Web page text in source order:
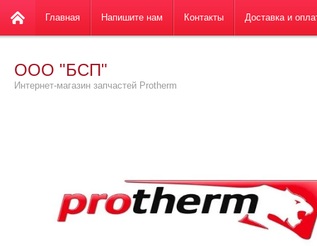
ООО "БСП"
Интернет-магазин запчастей Protherm
Главная Напишите нам Контакты Доставка и